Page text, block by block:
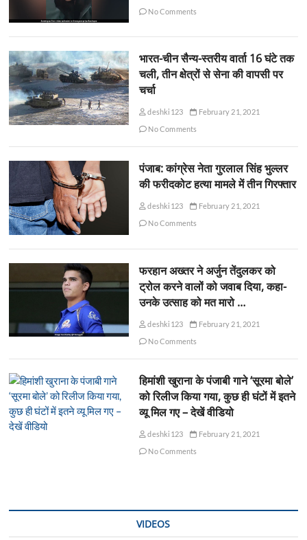
No Comments
भारत-चीन सैन्य-स्तरीय वार्ता 16 घंटे तक
चली, तीन क्षेत्रों से सेना की वापसी पर
चर्चा
deshki123
February 21, 2021
No Comments
पंजाब: कांग्रेस नेता गुरलाल सिंह भुल्लर
की फरीदकोट हत्या मामले में तीन गिरफ्तार
deshki123
February 21, 2021
No Comments
फरहान अख्तर ने अर्जुन तेंदुलकर को
ट्रोल करने वालों को जवाब दिया, कहा-
उनके उत्साह को मत मारो …
deshki123
February 21, 2021
No Comments
हिमांशी खुराना के पंजाबी गाने ‘सूरमा बोले’
को रिलीज किया गया, कुछ ही घंटों में इतने
व्यू मिल गए – देखें वीडियो
deshki123
February 21, 2021
No Comments
VIDEOS